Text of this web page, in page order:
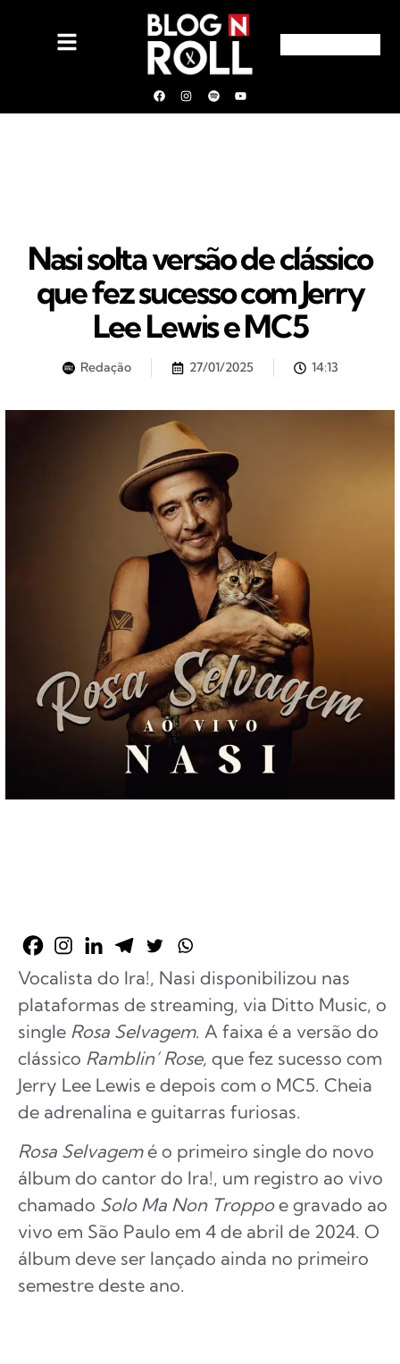
Nasi solta versão de clássico
que fez sucesso com Jerry
Lee Lewis e MC5
Redação 27/01/2025 14:13
Vocalista do Ira!, Nasi disponibilizou nas
plataformas de streaming, via Ditto Music, o
single Rosa Selvagem. A faixa é a versão do
clássico Ramblin’ Rose, que fez sucesso com
Jerry Lee Lewis e depois com o MC5. Cheia
de adrenalina e guitarras furiosas.
Rosa Selvagemé o primeiro single do novo
álbum do cantor do Ira!, um registro ao vivo
chamado Solo Ma Non Troppoe gravado ao
vivo em São Paulo em 4 de abril de 2024. O
álbum deve ser lançado ainda no primeiro
semestre deste ano.